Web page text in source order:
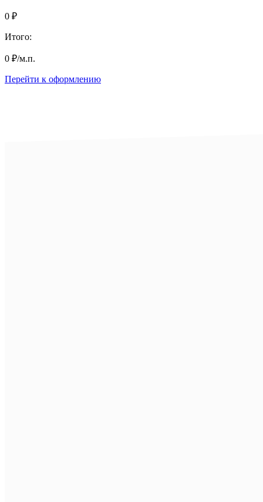
0 ₽
Итого:
0 ₽/м.п.
Перейти к оформлению